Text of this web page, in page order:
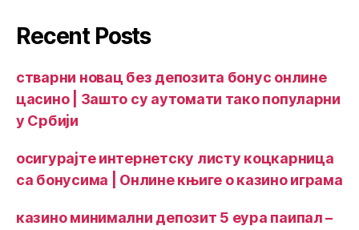
Recent Posts
стварни новац без депозита бонус онлине
цасино | Зашто су аутомати тако популарни
у Србији
осигурајте интернетску листу коцкарница
са бонусима | Онлине књиге о казино играма
казино минимални депозит 5 еура паипал –